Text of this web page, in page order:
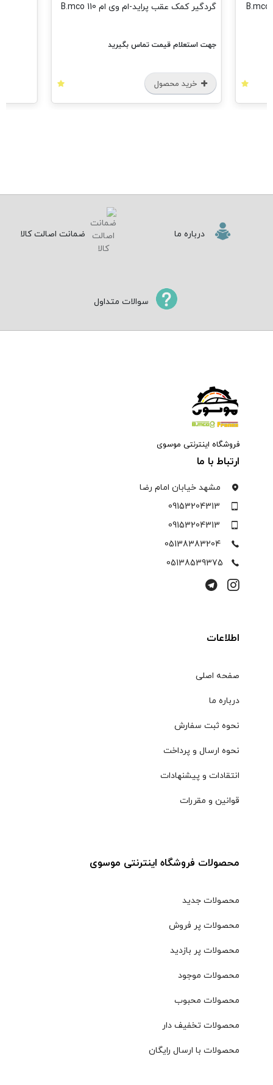
گردگیر کمک عقب پراید-ام وی ام 110 B.mco
جهت استعلام قیمت تماس بگیرید
خرید محصول
درباره ما ضمانت اصالت کالا
سوالات متداول
فروشگاه اینترنتی موسوی
ارتباط با ما
مشهد خیابان امام رضا
09153204313
09153204313
05138383204
05138539375
اطلاعات
صفحه اصلی
درباره ما
نحوه ثبت سفارش
نحوه ارسال و پرداخت
انتقادات و پیشنهادات
قوانین و مقررات
محصولات فروشگاه اینترنتی موسوی
محصولات جدید
محصولات پر فروش
محصولات پر بازدید
محصولات موجود
محصولات محبوب
محصولات تخفیف دار
محصولات با ارسال رایگان